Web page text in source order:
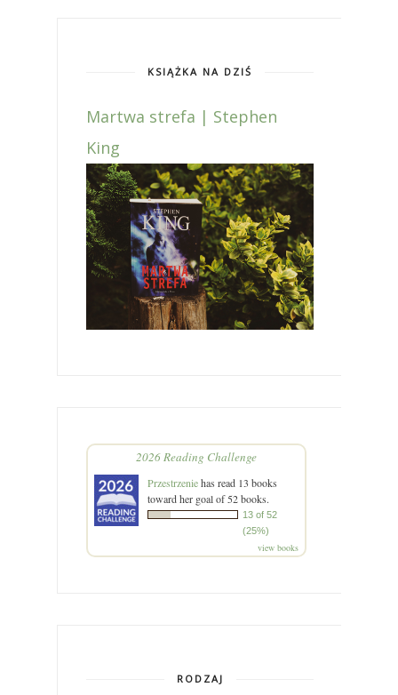
KSIĄŻKA NA DZIŚ
Martwa strefa | Stephen
King
2026 Reading Challenge
Przestrzeniehas read 13 books
toward her goal of 52 books.
13 of 52
(25%)
view books
RODZAJ